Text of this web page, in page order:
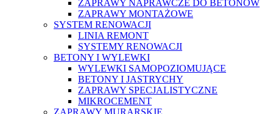
ZAPRAWY NAPRAWCZE DO BETONÓW
ZAPRAWY MONTAŻOWE
SYSTEM RENOWACJI
LINIA REMONT
SYSTEMY RENOWACJI
BETONY I WYLEWKI
WYLEWKI SAMOPOZIOMUJĄCE
BETONY I JASTRYCHY
ZAPRAWY SPECJALISTYCZNE
MIKROCEMENT
ZAPRAWY MURARSKIE